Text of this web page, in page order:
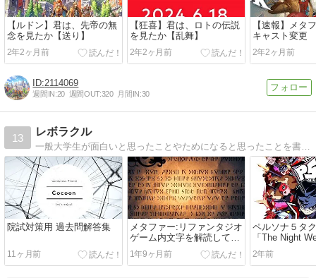
【ルドン】君は、先帝の無
念を見たか【送り】
2年2ヶ月前
【狂喜】君は、ロトの伝説
を見たか【乱舞】
2年2ヶ月前
【速報】メタ
キャスト変更
2年2ヶ月前
2114069
週間IN:20 週間OUT:320 月間IN:30
13
レボラクル
一般大学生が面白いと思ったことやためになると思ったことを書いていきます。
院試対策用 過去問解答集
11ヶ月前
メタファー:リファンタジオ
ゲーム内文字を解読してみ
た
1年9ヶ月前
ペルソナ５タ
「The Night
(DLC通常戦闘
2年前